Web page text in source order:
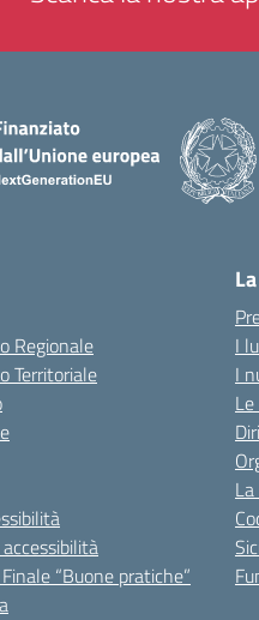
Regionale
Territoriale
“Buone pratiche”
I
I